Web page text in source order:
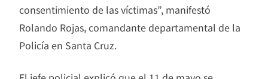
consentimiento de las víctimas”, manifestó
Rolando Rojas, comandante departamental de la
Policía en Santa Cruz.